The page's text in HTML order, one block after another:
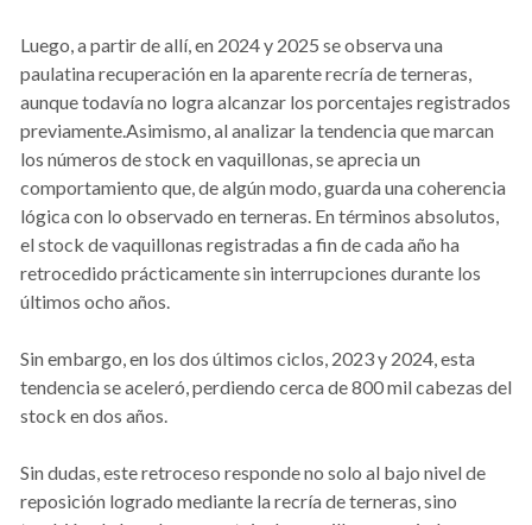
Luego, a partir de allí, en 2024 y 2025 se observa una
paulatina recuperación en la aparente recría de terneras,
aunque todavía no logra alcanzar los porcentajes registrados
previamente.Asimismo, al analizar la tendencia que marcan
los números de stock en vaquillonas, se aprecia un
comportamiento que, de algún modo, guarda una coherencia
lógica con lo observado en terneras. En términos absolutos,
el stock de vaquillonas registradas a fin de cada año ha
retrocedido prácticamente sin interrupciones durante los
últimos ocho años.
Sin embargo, en los dos últimos ciclos, 2023 y 2024, esta
tendencia se aceleró, perdiendo cerca de 800 mil cabezas del
stock en dos años.
Sin dudas, este retroceso responde no solo al bajo nivel de
reposición logrado mediante la recría de terneras, sino